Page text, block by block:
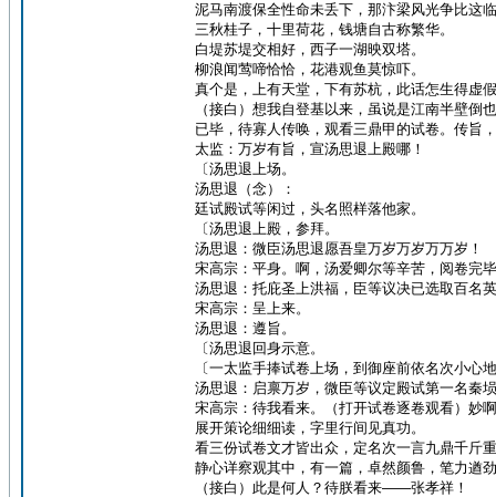
泥马南渡保全性命未丢下，那汴梁风光争比这
三秋桂子，十里荷花，钱塘自古称繁华。
白堤苏堤交相好，西子一湖映双塔。
柳浪闻莺啼恰恰，花港观鱼莫惊吓。
真个是，上有天堂，下有苏杭，此话怎生得虚
（接白）想我自登基以来，虽说是江南半壁
已毕，待寡人传唤，观看三鼎甲的试卷。传旨
太监：万岁有旨，宣汤思退上殿哪！
〔汤思退上场。
汤思退（念）：
廷试殿试等闲过，头名照样落他家。
〔汤思退上殿，参拜。
汤思退：微臣汤思退愿吾皇万岁万岁万万岁！
宋高宗：平身。啊，汤爱卿尔等辛苦，阅卷完
汤思退：托庇圣上洪福，臣等议决已选取百名
宋高宗：呈上来。
汤思退：遵旨。
〔汤思退回身示意。
〔一太监手捧试卷上场，到御座前依名次小心
汤思退：启禀万岁，微臣等议定殿试第一名秦
宋高宗：待我看来。（打开试卷逐卷观看）妙
展开策论细细读，字里行间见真功。
看三份试卷文才皆出众，定名次一言九鼎千斤
静心详察观其中，有一篇，卓然颜鲁，笔力遒
（接白）此是何人？待朕看来——张孝祥！